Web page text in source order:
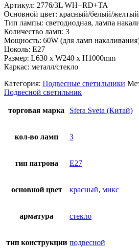
Артикул: 2776/3L WH+RD+TA
Основной цвет: красный/белый/желтый
Тип лампы: светодиодная, лампа
Количество ламп: 3
Мощность: 60W (для ламп
Цоколь: E27
Размер: L630 x W240 x H1000mm
Каркас: металл/стекло
Категория: Подвесные светильники
Подвесной светильник
торговая марка Sfera Sveta (Китай)
кол-во ламп 3
тип патрона E27
основной цвет красный, микс
арматура стекло
тип конструкции подвесной